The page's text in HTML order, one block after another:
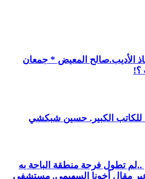
الأديب.صالح المعيض * جمعان
؟!
! للكاتب الكبير. حسين شبكشي
تطول فرحة منطقة الباحة به
مقال أخونا السهيمي. مستشفى